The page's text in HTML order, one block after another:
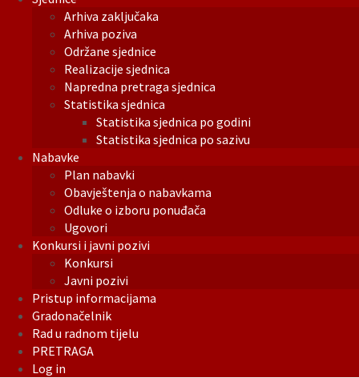
Arhiva zaključaka
Arhiva poziva
Održane sjednice
Realizacije sjednica
Napredna pretraga sjednica
Statistika sjednica
Statistika sjednica po godini
Statistika sjednica po sazivu
Nabavke
Plan nabavki
Obavještenja o nabavkama
Odluke o izboru ponuđača
Ugovori
Konkursi i javni pozivi
Konkursi
Javni pozivi
Pristup informacijama
Gradonačelnik
Rad u radnom tijelu
PRETRAGA
Log in